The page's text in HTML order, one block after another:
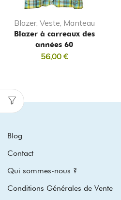
Blazer, Veste, Manteau
Blazer à carreaux des
années 60
56,00 €
Blog
Contact
Qui sommes-nous ?
Conditions Générales de Vente